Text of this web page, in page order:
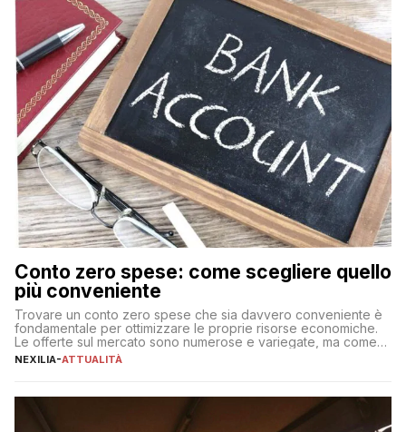
Conto zero spese: come scegliere quello
più conveniente
Trovare un conto zero spese che sia davvero conveniente è
fondamentale per ottimizzare le proprie risorse economiche.
Le offerte sul mercato sono numerose e variegate, ma come
individuare quella più adatta alle proprie esigenze senza
sul […]
NEXILIA-ATTUALITÀ